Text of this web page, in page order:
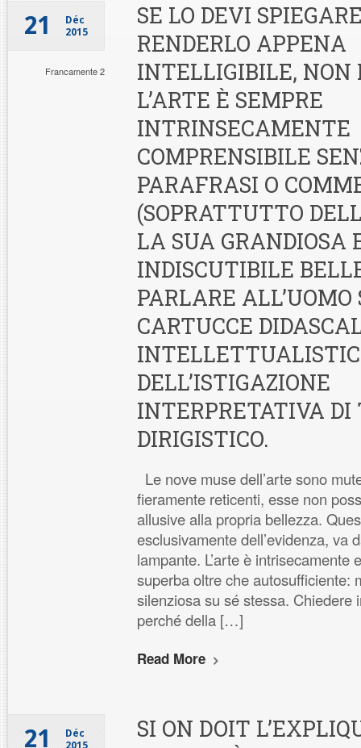
21
Déc
2015
Francamente 2
SE LO DEVI
RENDERLO APPENA
INTELLIGIBILE, NON
L’ARTE È SEMPRE
INTRINSECAMENTE
COMPRENSIBILE
PARAFRASI O
(SOPRATTUTTO
LA SUA GRANDIOSA
INDISCUTIBILE
PARLARE
CARTUCCE
DELL’ISTIGAZIONE
INTERPRETATIVA DI
DIRIGISTICO.
Le nove muse dell’arte sono
fieramente reticenti, esse non
allusive alla propria bellezza.
esclusivamente dell’evidenza, va
lampante. L’arte è intrisecamente
superba oltre che autosufficiente:
silenziosa su sé stessa. Chiedere
perché della […]
Read More
21
Déc
2015
SI ON DOIT